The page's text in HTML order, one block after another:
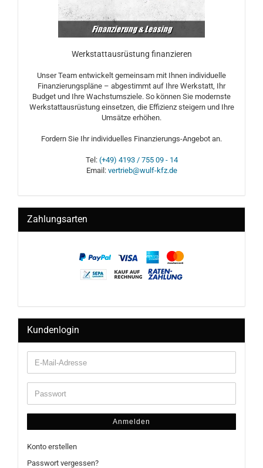
Werkstattausrüstung finanzieren
Unser Team entwickelt gemeinsam mit Ihnen individuelle
Finanzierungspläne – abgestimmt auf Ihre Werkstatt, Ihr
Budget und Ihre Wachstumsziele. So können Sie modernste
Werkstattausrüstung einsetzen, die Effizienz steigern und Ihre
Umsätze erhöhen.
Fordern Sie Ihr individuelles Finanzierungs-Angebot an.
Tel: (+49) 4193 / 755 09 - 14
Email: vertrieb@wulf-kfz.de
Zahlungsarten
Kundenlogin
Anmelden
Konto erstellen
Passwort vergessen?